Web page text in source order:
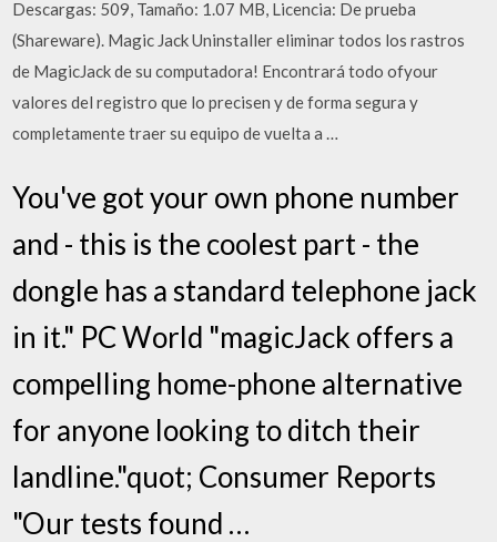
Descargas: 509, Tamaño: 1.07 MB, Licencia: De prueba
(Shareware). Magic Jack Uninstaller eliminar todos los rastros
de MagicJack de su computadora! Encontrará todo ofyour
valores del registro que lo precisen y de forma segura y
completamente traer su equipo de vuelta a …
You've got your own phone number
and - this is the coolest part - the
dongle has a standard telephone jack
in it." PC World "magicJack offers a
compelling home-phone alternative
for anyone looking to ditch their
landline."quot; Consumer Reports
"Our tests found …